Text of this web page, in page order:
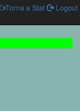
Torna a Stat Logout